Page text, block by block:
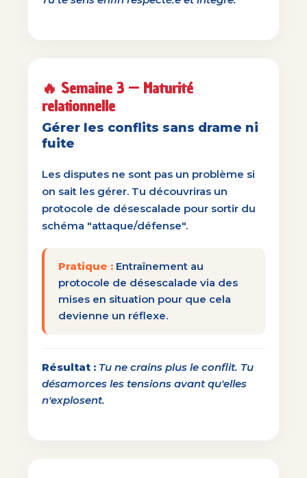
🔥 Semaine 3 — Maturité
relationnelle
Gérer les conflits sans drame ni
fuite
Les disputes ne sont pas un problème si
on sait les gérer. Tu découvriras un
protocole de désescalade pour sortir du
schéma "attaque/défense".
Pratique : Entraînement au
protocole de désescalade via des
mises en situation pour que cela
devienne un réflexe.
Résultat : Tu ne crains plus le conflit. Tu
désamorces les tensions avant qu'elles
n'explosent.